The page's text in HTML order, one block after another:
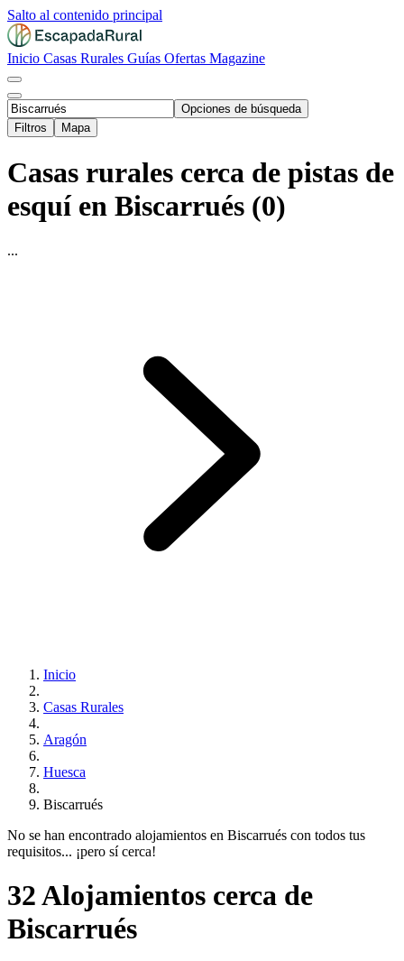
Salto al contenido principal
Inicio Casas Rurales Guías Ofertas Magazine
Opciones de búsqueda
Filtros
Mapa
Casas rurales cerca de pistas de
esquí en Biscarrués (0)
...
Inicio
Casas Rurales
Aragón
Huesca
Biscarrués
No se han encontrado alojamientos en Biscarrués con todos tus
requisitos... ¡pero sí cerca!
32 Alojamientos cerca de
Biscarrués